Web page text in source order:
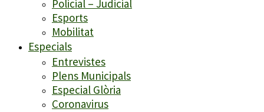
Policial – Judicial
Esports
Mobilitat
Especials
Entrevistes
Plens Municipals
Especial Glòria
Coronavirus